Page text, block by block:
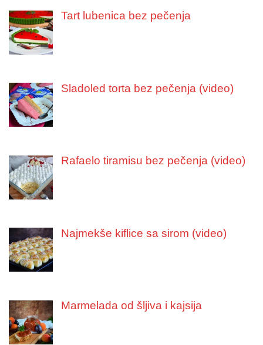
Tart lubenica bez pečenja
Sladoled torta bez pečenja (video)
Rafaelo tiramisu bez pečenja (video)
Najmekše kiflice sa sirom (video)
Marmelada od šljiva i kajsija